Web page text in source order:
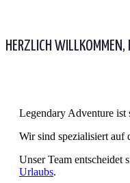
HERZLICH
Legendary Adventure ist
Wir sind spezialisiert auf
Unser Team
Urlaubs.